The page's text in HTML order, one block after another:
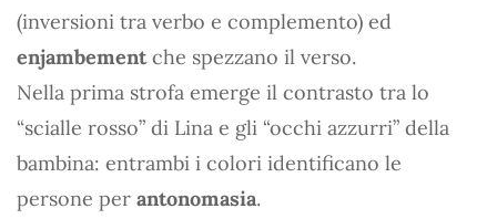
(inversioni tra verbo e complemento) ed
enjambementche spezzano il verso.
Nella prima strofa emerge il contrasto tra lo
“scialle rosso” di Lina e gli “occhi azzurri” della
bambina: entrambi i colori identificano le
persone per antonomasia.